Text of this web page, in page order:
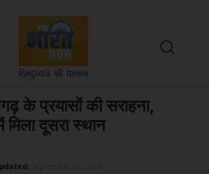
के प्रयासों की सराहना,
मिला दूसरा स्थान